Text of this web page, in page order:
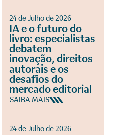
24 de Julho de 2026
IA e o futuro do
livro: especialistas
debatem
inovação, direitos
autorais e os
desafios do
mercado editorial
SAIBA MAIS
24 de Julho de 2026